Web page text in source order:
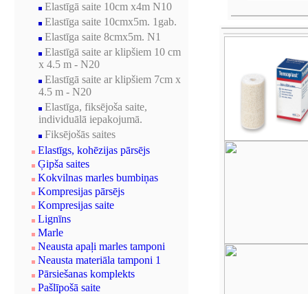
Elastīgā saite 10cm x4m N10
Elastīga saite 10cmx5m. 1gab.
Elastīga saite 8cmx5m. N1
Elastīgā saite ar klipšiem 10 cm
x 4.5 m - N20
Elastīgā saite ar klipšiem 7cm x
4.5 m - N20
Elastīga, fiksējoša saite,
individuālā iepakojumā.
Fiksējošās saites
Elastīgs, kohēzijas pārsējs
Ģipša saites
Kokvilnas marles bumbiņas
Kompresijas pārsējs
Kompresijas saite
Lignīns
Marle
Neausta apaļi marles tamponi
Neausta materiāla tamponi 1
Pārsiešanas komplekts
Pašlīpošā saite